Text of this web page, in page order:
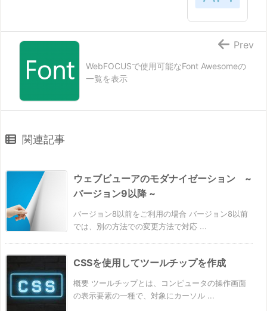
WebFOCUSで使用可能なFont Awesomeの
一覧を表示
Prev
関連記事
ウェブビューアのモダナイゼーション ~
バージョン9以降 ~
バージョン8以前をご利用の場合 バージョン8以前
では、別の方法での変更方法で対応 ...
CSSを使用してツールチップを作成
概要 ツールチップとは、コンピュータの操作画面
の表示要素の一種で、対象にカーソル ...